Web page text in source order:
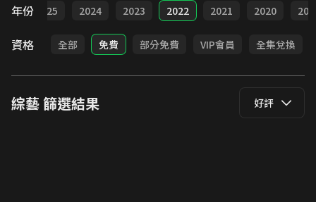
年份 2025 2024 2023 2022 2021 2020
資格 全部 免費 部分免費 VIP會員 全集兌換
綜藝篩選結果 好評